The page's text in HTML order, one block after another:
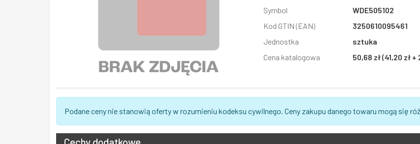
Symbol
WDE505102
Kod GTIN (EAN)
3250610095461
Jednostka
sztuka
Cena katalogowa
50,68 zł (41,20 zł +
Podane ceny nie stanowią oferty w rozumieniu kodeksu cywilnego. Ceny zakupu danego towaru mogą się